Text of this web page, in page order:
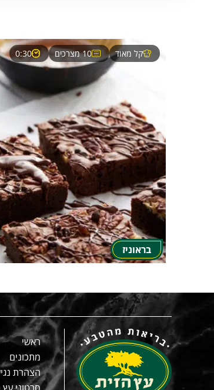
בראוניז
קל מאוד 10 מצרכים 0:30
ראשי
מתכונים
הצהרת